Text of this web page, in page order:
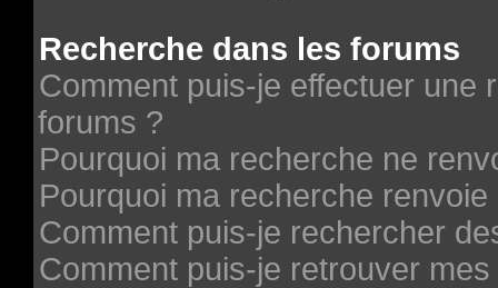
Recherche dans les forums
Comment puis-je effectuer une
forums ?
Pourquoi ma recherche ne
Pourquoi ma recherche
Comment puis-je rechercher
Comment puis-je retrouver